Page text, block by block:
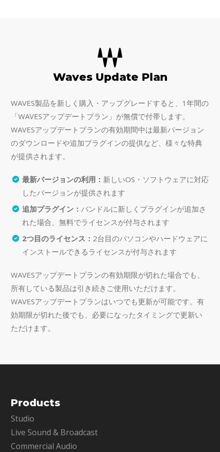
Waves Update Plan
WAVES製品を新しく購入・アップグレードすると、1年間の
「WAVESアップデートプラン」が無償で付帯します。
WAVESアップデートプランの有効期間中は最新バージョン
のダウンロードや追加プラグインの提供など、様々な特典
が提供されます。
最新バージョンの利用： 新しいOS・ソフトウェアに対応
したバージョンが提供されます
追加プラグイン： バンドルに新しくプラグインが追加さ
れた場合、無料でライセンスが付与されます
2つ目のライセンス： 2台目のパソコンやハードウェアに
インストールできるライセンスが付与されます
WAVESアップデートプランの有効期限が切れた場合でも、
所有している製品は引き続きご使用いただけます。
WAVESアップデートプランはいつでも更新が可能です。有
効期限が切れた後でも、必要になったタイミングで更新い
ただけます。
Products
Studio
Live Sound & Broadcast
Commercial Audio